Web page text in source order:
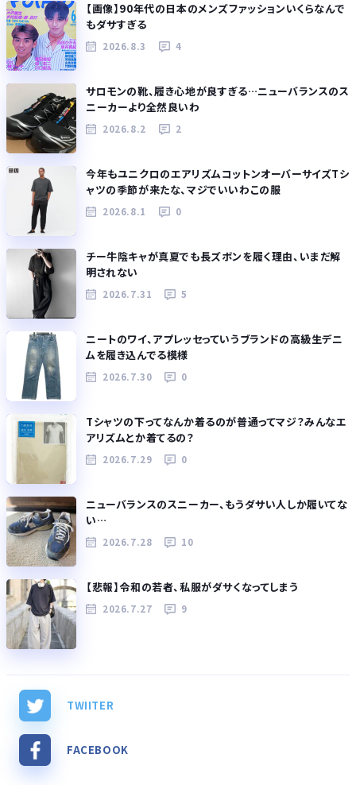
【画像】90年代の日本のメンズファッションいくらなんで
もダサすぎる
2026.8.3 4
サロモンの靴、履き心地が良すぎる…ニューバランスのス
ニーカーより全然良いわ
2026.8.2 2
今年もユニクロのエアリズムコットンオーバーサイズTシ
ャツの季節が来たな、マジでいいわこの服
2026.8.1 0
チー牛陰キャが真夏でも長ズボンを履く理由、いまだ解
明されない
2026.7.31 5
ニートのワイ、アプレッセっていうブランドの高級生デニ
ムを履き込んでる模様
2026.7.30 0
Tシャツの下ってなんか着るのが普通ってマジ？みんなエ
アリズムとか着てるの？
2026.7.29 0
ニューバランスのスニーカー、もうダサい人しか履いてな
い…
2026.7.28 10
【悲報】令和の若者、私服がダサくなってしまう
2026.7.27 9
TWIITER
FACEBOOK